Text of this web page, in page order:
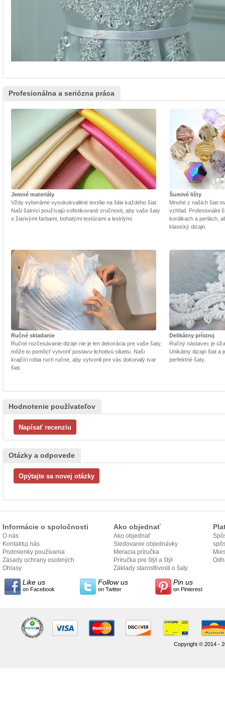
Profesionálna a seriózna práca
Jemné materiály
Vždy vyberáme vysokokvalitné textílie na šitie každého šiat.
Naši šatníci používajú sofistikované zručnosti, aby vaše šaty
s žiarivými farbami, bohatými textúrami a lesklými.
Šumivé lišty
Mnohé z našich šiat
vzhľad. Profesionálni
korálkach a perlách,
klasický dizajn.
Ručné skladanie
Ručné rozčesávanie dizajn nie je len dekorácia pre vaše šaty,
môže to pomôcť vytvoriť postavu-lichotivú siluetu. Naši
krajčíri robia ruch ručne, aby vytvorili pre vás dokonalý tvar
šiat.
Delikátny prístroj
Ručný nástavec je
Unikátny dizajn šiat a
perfektné šaty.
Hodnotenie používateľov
Otázky a odpovede
Informácie o spoločnosti
O nás
Kontaktuj nás
Podmienky používania
Zásady ochrany osobných
údajov
Ohlasy
Ako objednať
Ako objednať
Sledovanie objednávky
Meracia príručka
Príručka pre štýl a štýl
Základy starostlivosti o šaty
Like us
on Facebook
Follow us
on Twitter
Pin us
on Pinterest
Copyright © 2014 -